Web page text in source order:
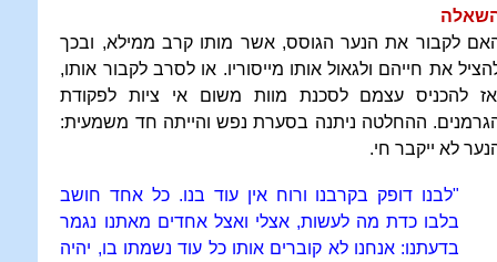
לקבור את הנער הגוסס, אשר מותו קרב ממילא, ובכך
את חייהם ולגאול אותו מייסוריו. או לסרב לקבור אותו,
להכניס עצמם לסכנת מוות משום אי ציות לפקודת
ההחלטה ניתנה בסערת נפש והייתה חד משמעית:
לא ייקבר חי.
"לבנו דופק בקרבנו ורוח אין עוד בנו. כל אחד חושב
בלבו כדת מה לעשות, אצלי ואצל אחדים מאתנו נגמר
בדעתנו: אנחנו לא קוברים אותו כל עוד נשמתו בו, יהיה